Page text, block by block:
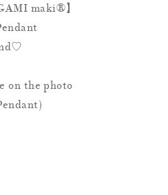
maki®】
on the photo